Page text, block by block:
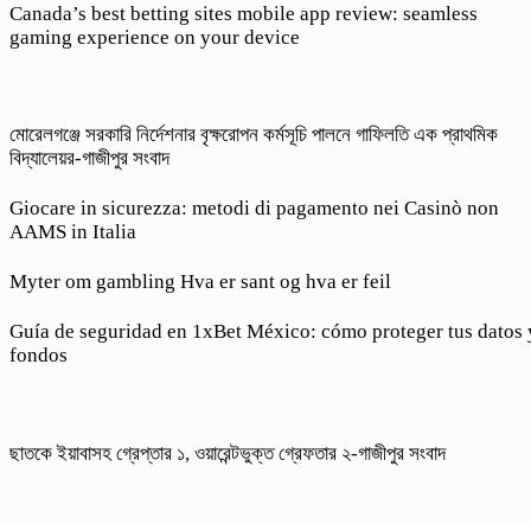
Canada’s best betting sites mobile app review: seamless
gaming experience on your device
মোরেলগঞ্জে সরকারি নির্দেশনার বৃক্ষরোপন কর্মসূচি পালনে গাফিলতি এক প্রাথমিক
বিদ্যালেয়র-গাজীপুর সংবাদ
Giocare in sicurezza: metodi di pagamento nei Casinò non
AAMS in Italia
Myter om gambling Hva er sant og hva er feil
Guía de seguridad en 1xBet México: cómo proteger tus datos
fondos
ছাতকে ইয়াবাসহ গ্রেপ্তার ১, ওয়ারেন্টভুক্ত গ্রেফতার ২-গাজীপুর সংবাদ